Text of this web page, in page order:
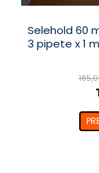
Selehold 60
3 pipete x 1